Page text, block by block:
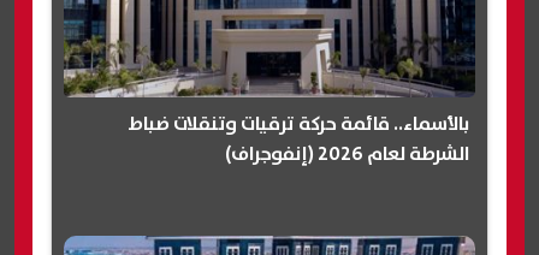
بالأسماء.. قائمة حركة ترقيات وتنقلات ضباط
الشرطة لعام 2026 (إنفوجراف)